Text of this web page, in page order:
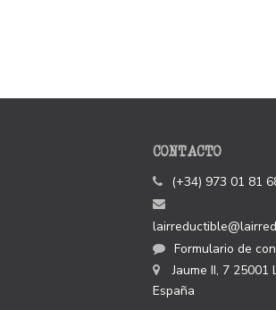
CONTACTO
(+34) 973 01 81
Formulario de
Jaume II, 7 25001
España